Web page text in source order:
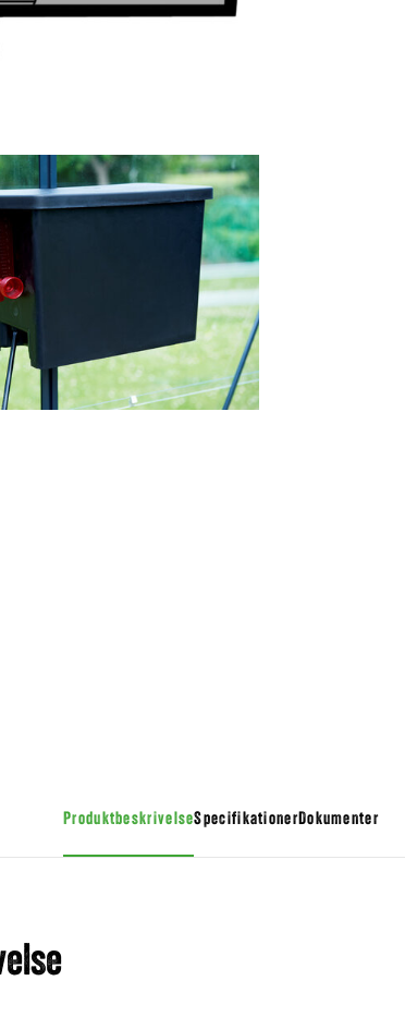
ProduktbeskrivelseSpecifikationerDokumenter